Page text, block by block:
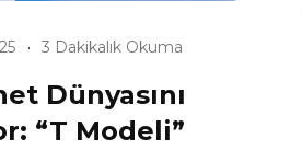
3 Dakikalık Okuma
Dünyasını
“T Modeli”